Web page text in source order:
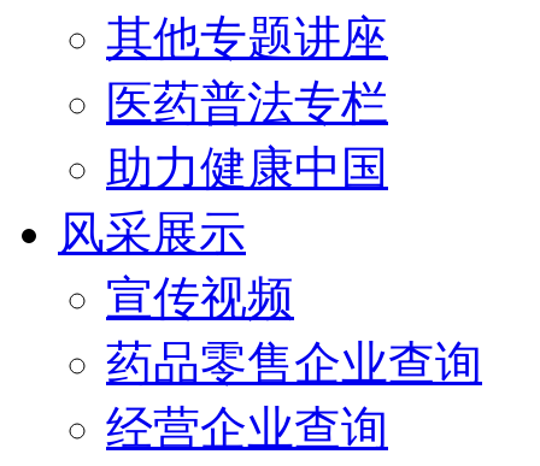
其他专题讲座
医药普法专栏
助力健康中国
风采展示
宣传视频
药品零售企业查询
经营企业查询